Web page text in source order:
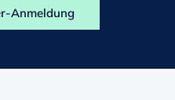
Anmeldung